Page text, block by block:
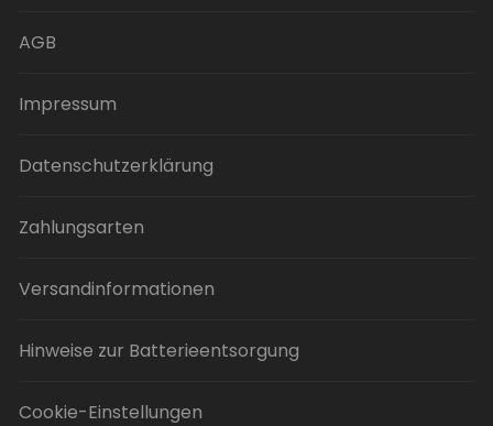
AGB
Impressum
Datenschutzerklärung
Zahlungsarten
Versandinformationen
Hinweise zur Batterieentsorgung
Cookie-Einstellungen